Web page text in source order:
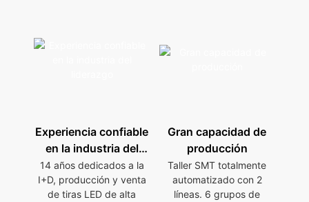
Experiencia confiable
en la industria del
liderazgo
14 años dedicados a la
I+D, producción y venta
de tiras LED de alta
Gran capacidad de
producción
Taller SMT totalmente
automatizado con 2
líneas. 6 grupos de